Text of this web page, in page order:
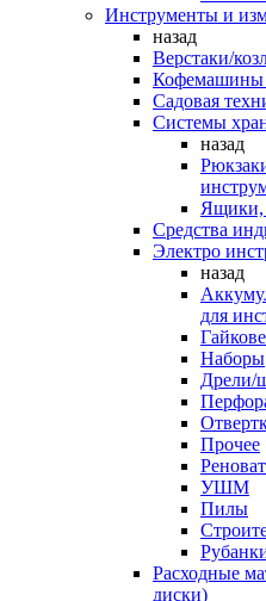
Инструменты и
назад
Верстаки/
Кофемашины
Садовая
Системы
назад
Ящики,
Средства
Электро
назад
для
Наборы
Дрели/
Прочее
УШМ
Пилы
Расходные
диски)